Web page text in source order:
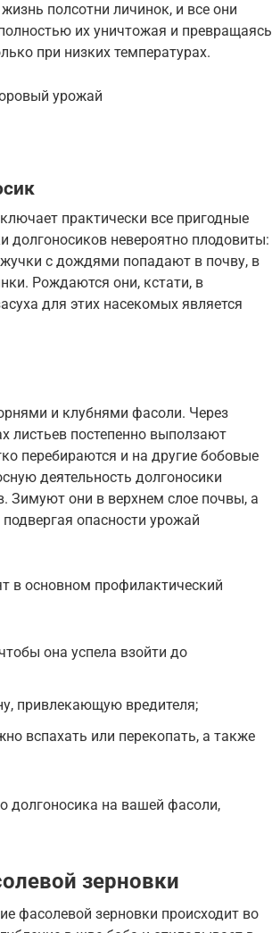
полсотни личинок, и все они
их уничтожая и превращаясь
при низких температурах.
урожай
практически все пригодные
невероятно плодовиты:
с дождями попадают в почву, в
Рождаются они, кстати, в
для этих насекомых является
и клубнями фасоли. Через
листьев постепенно выползают
перебираются и на другие бобовые
деятельность долгоносики
Зимуют они в верхнем слое почвы, а
опасности урожай
в основном профилактический
она успела взойти до
привлекающую вредителя;
вспахать или перекопать, а также
долгоносика на вашей фасоли,
зерновки
фасолевой зерновки происходит во